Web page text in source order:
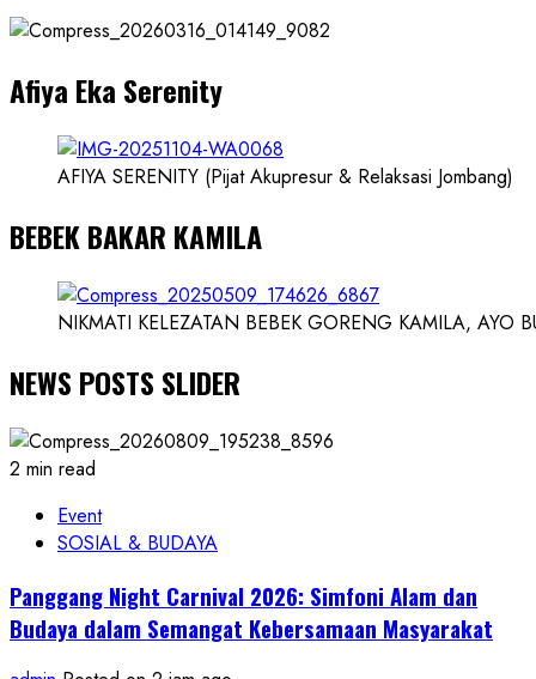
Dokter
Ilmuwan
Afiya Eka Serenity
AFIYA SERENITY (Pijat Akupresur & Relaksasi Jombang)
BEBEK BAKAR KAMILA
NIKMATI KELEZATAN BEBEK GORENG KAMILA, AYO
NEWS POSTS SLIDER
2 min read
Event
SOSIAL & BUDAYA
Panggang Night Carnival 2026: Simfoni Alam dan
Budaya dalam Semangat Kebersamaan Masyarakat